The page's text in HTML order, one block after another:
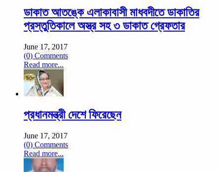
ডাকাত আতঙ্কে এলাকাবাসী মাধবদীতে ডাকাতির
প্রস্তুতিকালে অস্ত্র সহ ৩ ডাকাত গ্রেফতার
June 17, 2017
(0) Comments
Read more...
প্রধানমন্ত্রী দেশে ফিরেছেন
June 17, 2017
(0) Comments
Read more...